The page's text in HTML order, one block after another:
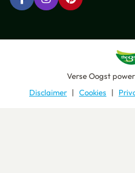
Ga naar Facebook
Ga naar Instagram
Ga naar
Verse Oogst
Disclaimer
Cookies